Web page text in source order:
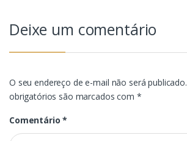
Deixe um comentário
O seu endereço de e-mail não será publicado.
obrigatórios são marcados com *
Comentário*